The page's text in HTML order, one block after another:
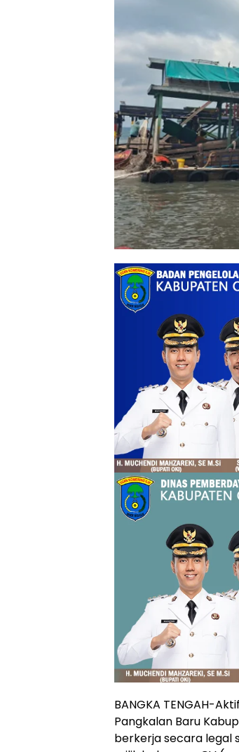
BANGKA TENGAH-
Pangkalan Baru
berkerja secara legal